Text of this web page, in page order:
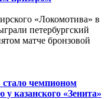
«Локомотива» в
петербургский
матче бронзовой
чемпионом
казанского «Зенита»